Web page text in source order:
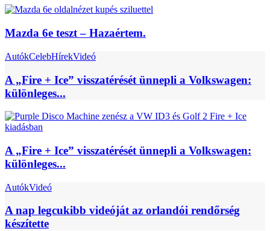
Mazda 6e teszt – Hazaértem.
AutókCelebHírekVideó
A „Fire + Ice” visszatérését ünnepli a Volkswagen:
különleges...
A „Fire + Ice” visszatérését ünnepli a Volkswagen:
különleges...
AutókVideó
A nap legcukibb videóját az orlandói rendőrség
készítette